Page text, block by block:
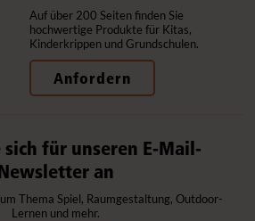
Auf über 200 Seiten finden Sie
hochwertige Produkte für Kitas,
Kinderkrippen und Grundschulen.
Anfordern
sich für unseren E-Mail-
an
Thema Spiel, Raumgestaltung, Outdoor-
Lernen und mehr.